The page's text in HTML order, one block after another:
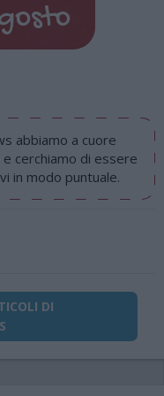
abbiamo a cuore
cerchiamo di essere
in modo puntuale.
DI